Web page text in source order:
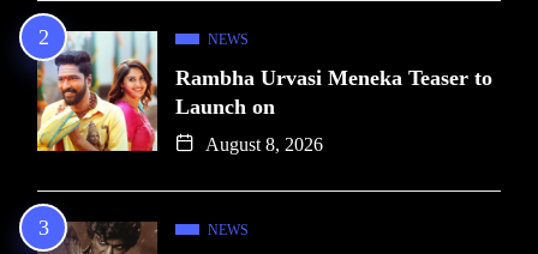
NEWS
Rambha Urvasi Meneka Teaser to
Launch on
August 8, 2026
NEWS